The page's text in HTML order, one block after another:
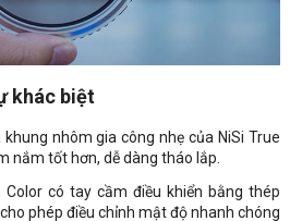
khác biệt
nhôm gia công nhẹ của NiSi True
nắm tốt hơn, dễ dàng tháo lắp.
Color có tay cầm điều khiển bằng thép
phép điều chỉnh mật độ nhanh chóng